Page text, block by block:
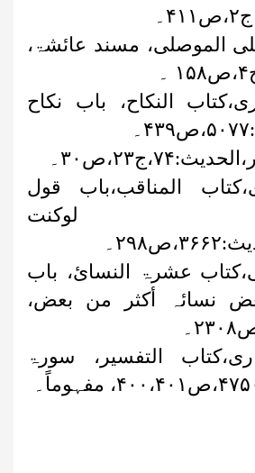
ج۲،ص ۴۱۱ ۔
الموصلی، مسند عائشۃ،
۴،ص۱۵۸ ۔
النکاح، باب نکاح
۵۰۷۷،ص۴۳۹ ۔
۷۴،ج۲۳،ص ۳۰ ۔
المناقب،باب قول
لوکنت
۳۶۶۲،ص۲۹۸ ۔
عشرۃ النسائ، باب
نسائہ أکثر من بعض،
۲۳۰۸ ۔
التفسیر، سورۃ
،ص ۴۰۰،۴۰۱، مفہوماً۔